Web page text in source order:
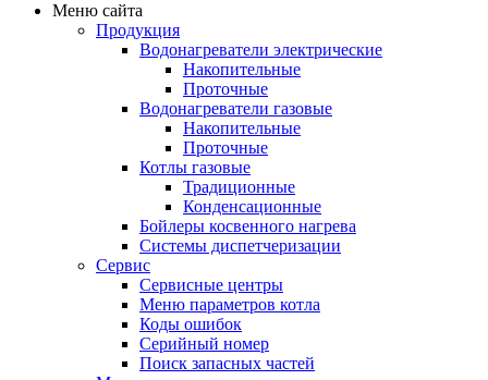
Меню сайта
Продукция
Водонагреватели электрические
Накопительные
Проточные
Водонагреватели газовые
Накопительные
Проточные
Котлы газовые
Традиционные
Конденсационные
Бойлеры косвенного нагрева
Системы диспетчеризации
Сервис
Сервисные центры
Меню параметров котла
Коды ошибок
Серийный номер
Поиск запасных частей